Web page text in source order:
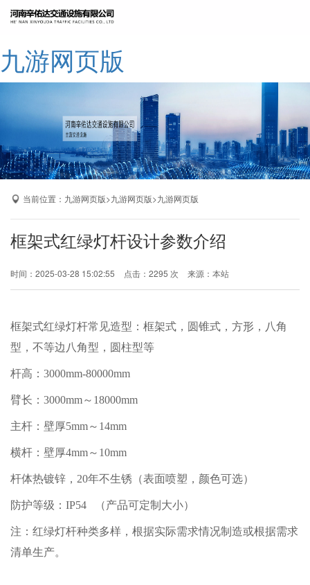
九游网页版网站九游网页版
公司简介
九游网页版
产品展示
成功案例
当前位置： 九游网页版>九游网页版>九游网页版
框架式红绿灯杆设计参数介绍
时间：2025-03-28 15:02:55 点击：2295 次 来源：本站
框架式红绿灯杆常见造型：框架式，圆锥式，方形，八角
型，不等边八角型，圆柱型等
杆高：3000mm-80000mm
臂长：3000mm～18000mm
主杆：壁厚5mm～14mm
横杆：壁厚4mm～10mm
杆体热镀锌，20年不生锈（表面喷塑，颜色可选）
防护等级：IP54 （产品可定制大小）
注：红绿灯杆种类多样，根据实际需求情况制造或根据需求
清单生产。